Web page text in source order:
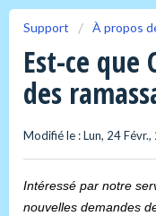
Support À propos
Est-ce que
des
Modifié le : Lun, 24
Intéressé par notre
nouvelles demandes